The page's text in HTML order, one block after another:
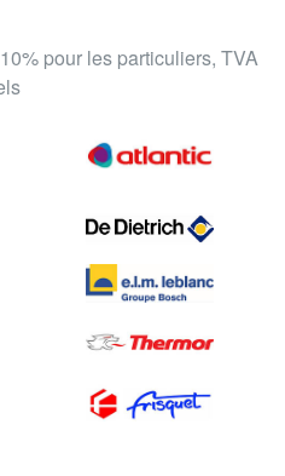
pour les particuliers, TVA